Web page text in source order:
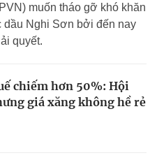
muốn tháo gỡ khó khăn
dầu Nghi Sơn bởi đến nay
quyết.
chiếm hơn 50%: Hội
giá xăng không hề rẻ